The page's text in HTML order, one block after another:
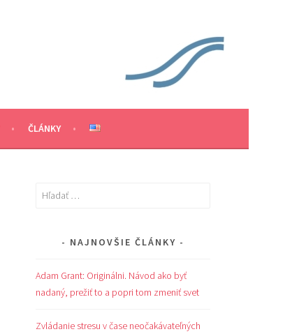
ČLÁNKY
Hľadať:
NAJNOVŠIE ČLÁNKY
Adam Grant: Originálni. Návod ako byť
nadaný, prežiť to a popri tom zmeniť svet
Zvládanie stresu v čase neočakávateľných